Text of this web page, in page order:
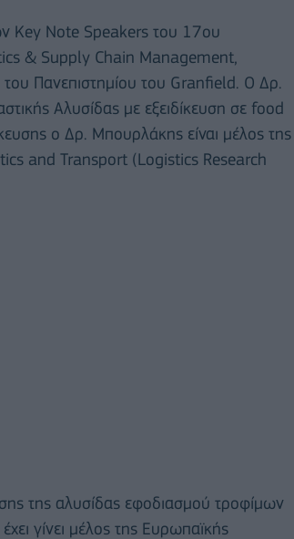
Key Note Speakers του 17ου
& Supply Chain Management,
Πανεπιστημίου του Granfield. Ο Δρ.
Αλυσίδας με εξειδίκευση σε food
ο Δρ. Μπουρλάκης είναι μέλος της
and Transport (Logistics Research
της αλυσίδας εφοδιασμού τροφίμων
γίνει μέλος της Ευρωπαϊκής